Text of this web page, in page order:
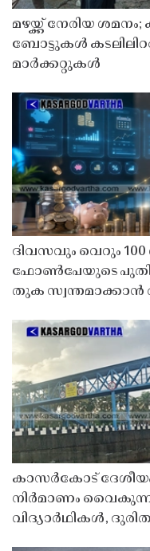
മഴയ്ക്ക് നേരിയ
ബോട്ടുകൾ
മാർക്കറ്റുകൾ
ദിവസവും വെറും 100
ഫോൺപേയുടെ
തുക സ്വന്തമാക്കാൻ
കാസർകോട്
നിർമാണം വൈകുന്നു;
വിദ്യാർഥികൾ,